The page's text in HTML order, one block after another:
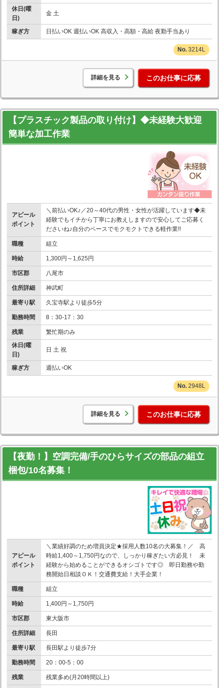
休日(曜
日)
金 土
稼ぎ方 日払いOK 週払いOK 高収入・高額・高給 夜勤手当あり
3214L
詳細を見る このお仕事に応募
【プラスチック製品の取り付け】◆未経験大歓迎
簡単な加工作業
アピール
ポイント
＼前払いOK♪／20～40代の男性・女性が活躍しています◆未
経験でもイチから丁寧にお教えしますので安心してご応募く
ださいね♪自分のペースでモクモクトできる軽作業!!
職種 組立
時給 1,300円～1,625円
市区郡 八尾市
住所詳細 神武町
最寄り駅 久宝寺駅より徒歩5分
勤務時間 8：30-17：30
残業
繁忙期のみ
休日(曜
日)
日 土 祝
稼ぎ方 週払いOK
2948L
詳細を見る このお仕事に応募
【夜勤！】空調完備/手のひらサイズの部品の組立
梱包/10名募集！
アピール
ポイント
＼業績好調のため増員決定★採用人数10名の大募集！／ 高
時給1,400～1,750円なので、しっかり稼ぎたい方必見！ 未
経験から始めることができるオシゴトです◎ 即日勤務や勤
務開始日相談ＯＫ！交通費支給！大手企業！
職種 組立
時給 1,400円～1,750円
市区郡 東大阪市
住所詳細 長田
最寄り駅 長田駅より徒歩7分
勤務時間 20：00-5：00
残業 残業多め(月20時間以上)